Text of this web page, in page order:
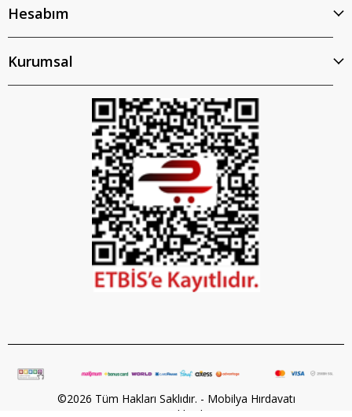
Hesabım
Kurumsal
©2026 Tüm Hakları Saklıdır. - Mobilya Hırdavatı
Powered by
ikas